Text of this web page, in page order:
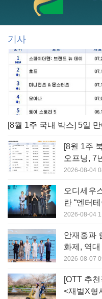
기사
[8월 1주
오프닝, 7
2026-08-04
오디세우
란 “엔터
2026-08-04
안재홍과
화제, 역
2026-08-07
[OTT 추
<재벌X형